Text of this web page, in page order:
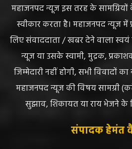
महाजनपद न्यूज इस तरह के सामग्रियों
स्वीकार करता है। महाजनपद न्यूज में
लिए संवाददाता / खबर देने वाला स्वयं
न्यूज या उसके स्वामी, मुद्रक,
जिम्मेदारी नहीं होगी, सभी विवादों
महाजनपद न्यूज की विषय सामग्री
सुझाव, शिकायत या राय भेजने के
संपादक हेमंत